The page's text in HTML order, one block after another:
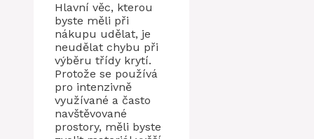
Hlavní věc, kterou
byste měli při
nákupu udělat, je
neudělat chybu při
výběru třídy krytí.
Protože se používá
pro intenzivně
využívané a často
navštěvované
prostory, měli byste